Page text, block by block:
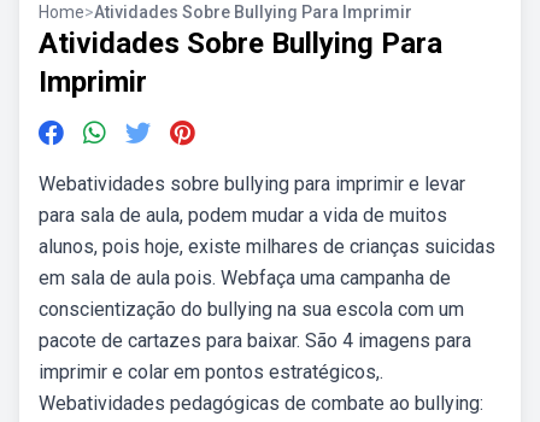
Home>Atividades Sobre Bullying Para Imprimir
Atividades Sobre Bullying Para
Imprimir
Webatividades sobre bullying para imprimir e levar
para sala de aula, podem mudar a vida de muitos
alunos, pois hoje, existe milhares de crianças suicidas
em sala de aula pois. Webfaça uma campanha de
conscientização do bullying na sua escola com um
pacote de cartazes para baixar. São 4 imagens para
imprimir e colar em pontos estratégicos,.
Webatividades pedagógicas de combate ao bullying: